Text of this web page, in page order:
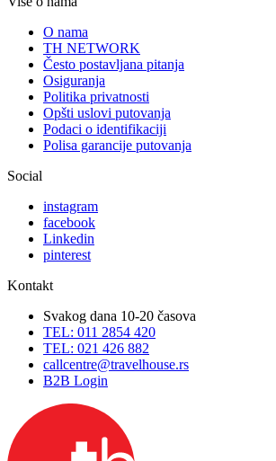
O nama
TH NETWORK
Često postavljana pitanja
Osiguranja
Politika privatnosti
Opšti uslovi putovanja
Podaci o identifikaciji
Polisa garancije putovanja
Social
instagram
facebook
Linkedin
pinterest
Kontakt
Svakog dana 10-20 časova
TEL: 011 2854 420
TEL: 021 426 882
callcentre@travelhouse.rs
B2B Login